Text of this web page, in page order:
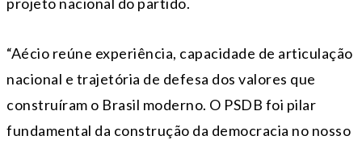
“Aécio reúne experiência, capacidade de articulação
nacional e trajetória de defesa dos valores que
construíram o Brasil moderno. O PSDB foi pilar
fundamental da construção da democracia no nosso